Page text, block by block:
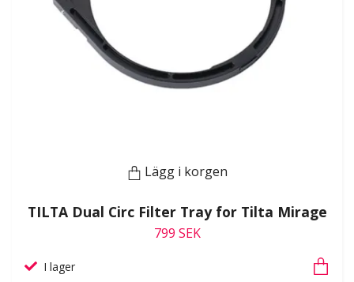
Lägg i korgen
TILTA Dual Circ Filter Tray for Tilta Mirage
799 SEK
I lager